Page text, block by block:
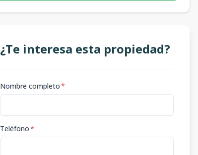
¿Te interesa esta propiedad?
Nombre completo*
Teléfono*